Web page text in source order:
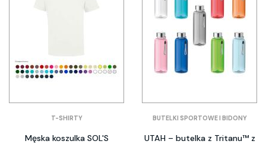
T-SHIRTY
Męska koszulka SOL'S
BUTELKI SPORTOWE I BIDONY
UTAH – butelka z Tritanu™ z